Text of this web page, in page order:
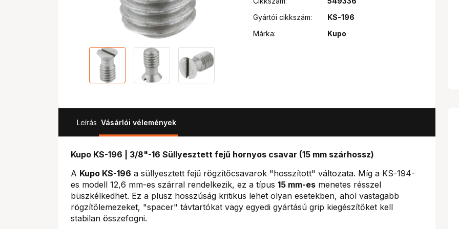
Gyártói cikkszám:
KS-196
Márka:
Kupo
Leírás Vásárlói vélemények
Kupo KS-196 | 3/8"-16 Süllyesztett fejű hornyos csavar (15 mm szárhossz)
A Kupo KS-196 a süllyesztett fejű rögzítőcsavarok "hosszított" változata. Míg a KS-194-
es modell 12,6 mm-es szárral rendelkezik, ez a típus 15 mm-es menetes résszel
büszkélkedhet. Ez a plusz hosszúság kritikus lehet olyan esetekben, ahol vastagabb
rögzítőlemezeket, "spacer" távtartókat vagy egyedi gyártású grip kiegészítőket kell
stabilan összefogni.